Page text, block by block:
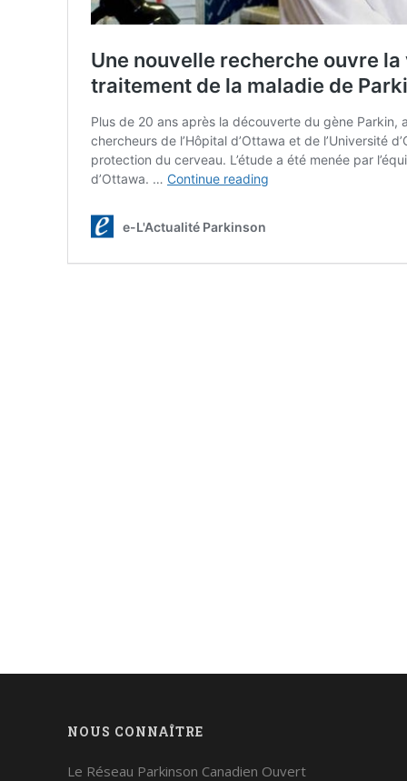
NOUS CONNAÎTRE
Le Réseau Parkinson Canadien Ouvert